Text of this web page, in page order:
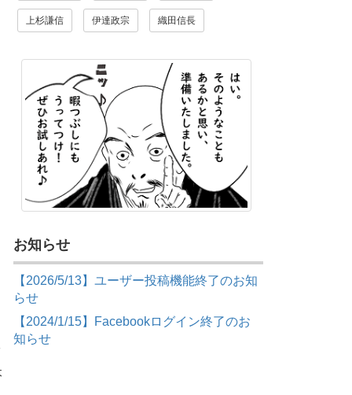
上杉謙信 伊達政宗 織田信長
お知らせ
【2026/5/13】ユーザー投稿機能終了のお知
らせ
【2024/1/15】Facebookログイン終了のお
知らせ